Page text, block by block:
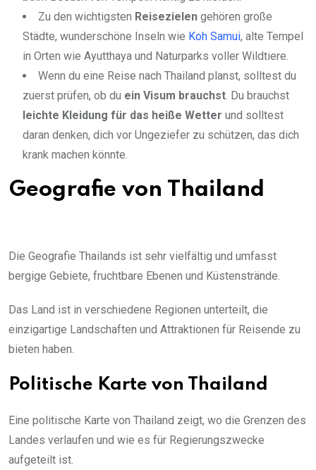
Zu den wichtigsten Reisezielen gehören große
Städte, wunderschöne Inseln wie Koh Samui, alte Tempel
in Orten wie Ayutthaya und Naturparks voller Wildtiere.
Wenn du eine Reise nach Thailand planst, solltest du
zuerst prüfen, ob du ein Visum brauchst . Du brauchst
leichte Kleidung für das heiße Wetter und solltest
daran denken, dich vor Ungeziefer zu schützen, das dich
krank machen könnte.
Geografie von Thailand
Die Geografie Thailands ist sehr vielfältig und umfasst
bergige Gebiete, fruchtbare Ebenen und Küstenstrände.
Das Land ist in verschiedene Regionen unterteilt, die
einzigartige Landschaften und Attraktionen für Reisende zu
bieten haben.
Politische Karte von Thailand
Eine politische Karte von Thailand zeigt, wo die Grenzen des
Landes verlaufen und wie es für Regierungszwecke
aufgeteilt ist.